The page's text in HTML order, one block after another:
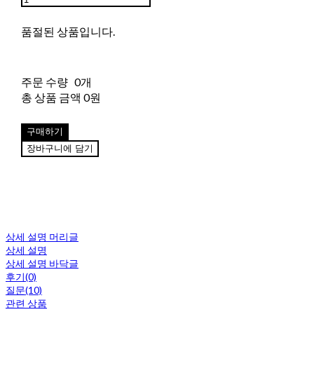
품절된 상품입니다.
주문 수량 0개
총 상품 금액 0원
구매하기
장바구니에 담기
상세 설명 머리글
상세 설명
상세 설명 바닥글
후기(0)
질문(10)
관련 상품